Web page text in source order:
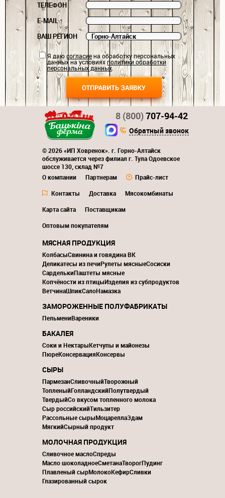
ТЕЛЕФОН
E-MAIL
ВАШ РЕГИОН
Я даюсогласиена обработку персональных
данных на условияхполитики обработки
персональных данных.
© 2026 «ИП Ховренок». г. Горно-Алтайск
обслуживается через филиал г. Тула Одоевское
шоссе 130, склад №7
О компании
Партнерам
Прайс-лист
Контакты
Доставка
Мясокомбинаты
Карта сайта
Поставщикам
Оптовым покупателям
8 (800)707-94-42
Обратный звонок
МЯСНАЯ ПРОДУКЦИЯ
КолбасыСвинина и говядина ВК
Деликатесы из печиРулеты мясныеСосиски
СарделькиПаштеты мясные
Копчёности из птицыИзделия из субпродуктов
ВетчинаШпикСалоНамазка
ЗАМОРОЖЕННЫЕ ПОЛУФАБРИКАТЫ
ПельмениВареники
БАКАЛЕЯ
Соки и НектарыКетчупы и майонезы
ПюреКонсервацияКонсервы
СЫРЫ
ПармезанСливочныйТворожный
ТопленыйГолландскийПолутвердый
ТвердыйСо вкусом топленного молока
Сыр российскийТильзитер
Рассольные сырыМоцареллаЭдам
МягкийСырный продукт
МОЛОЧНАЯ ПРОДУКЦИЯ
Сливочное маслоСпреды
Масло шоколадноеСметанаТворогПудинг
Плавленый сырМолокоКефирСливки
Глазированный сырок